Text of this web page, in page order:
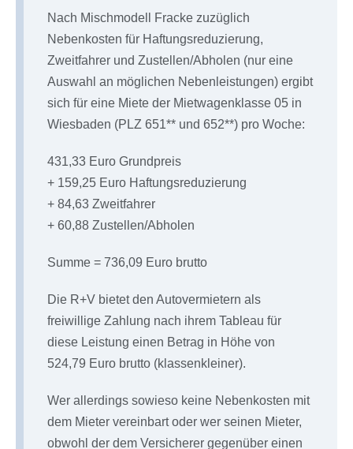
Nach Mischmodell Fracke zuzüglich
Nebenkosten für Haftungsreduzierung,
Zweitfahrer und Zustellen/Abholen (nur eine
Auswahl an möglichen Nebenleistungen) ergibt
sich für eine Miete der Mietwagenklasse 05 in
Wiesbaden (PLZ 651** und 652**) pro Woche:
431,33 Euro Grundpreis
+ 159,25 Euro Haftungsreduzierung
+ 84,63 Zweitfahrer
+ 60,88 Zustellen/Abholen
Summe = 736,09 Euro brutto
Die R+V bietet den Autovermietern als
freiwillige Zahlung nach ihrem Tableau für
diese Leistung einen Betrag in Höhe von
524,79 Euro brutto (klassenkleiner).
Wer allerdings sowieso keine Nebenkosten mit
dem Mieter vereinbart oder wer seinen Mieter,
obwohl der dem Versicherer gegenüber einen